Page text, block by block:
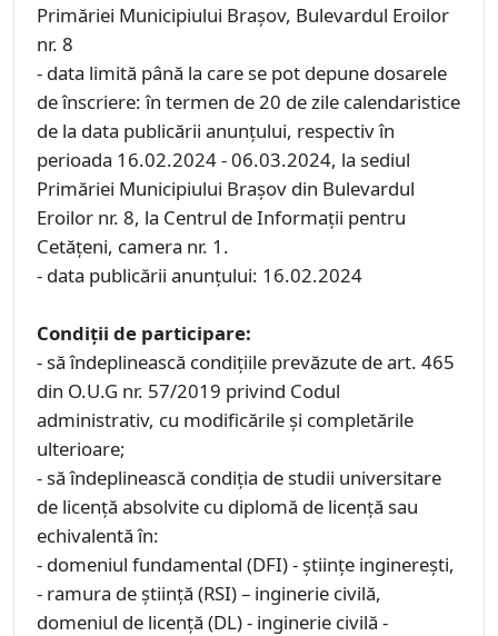
Primăriei Municipiului Braşov, Bulevardul Eroilor
nr. 8
- data limită până la care se pot depune dosarele
de înscriere: în termen de 20 de zile calendaristice
de la data publicării anunţului, respectiv în
perioada 16.02.2024 - 06.03.2024, la sediul
Primăriei Municipiului Braşov din Bulevardul
Eroilor nr. 8, la Centrul de Informaţii pentru
Cetăţeni, camera nr. 1.
- data publicării anunţului: 16.02.2024
Condiţii de participare:
- să îndeplinească condiţiile prevăzute de art. 465
din O.U.G nr. 57/2019 privind Codul
administrativ, cu modificările şi completările
ulterioare;
- să îndeplinească condiţia de studii universitare
de licenţă absolvite cu diplomă de licenţă sau
echivalentă în:
- domeniul fundamental (DFI) - ştiinţe inginereşti,
- ramura de știință (RSI) – inginerie civilă,
domeniul de licenţă (DL) - inginerie civilă -